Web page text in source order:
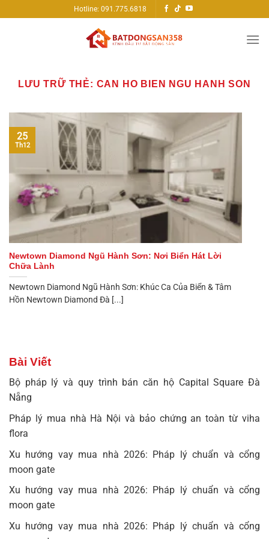
qua
Hotline: 091.775.6818
LƯU TRỮ THẺ: CAN HO BIEN NGU HANH SON
Newtown Diamond Ngũ Hành Sơn: Nơi Biển Hát Lời
Chữa Lành
Newtown Diamond Ngũ Hành Sơn: Khúc Ca Của Biển & Tâm
Hồn Newtown Diamond Đà [...]
25
Th12
Bài Viết
Bộ pháp lý và quy trình bán căn hộ Capital Square Đà
Nẵng
Pháp lý mua nhà Hà Nội và bảo chứng an toàn từ viha
flora
Xu hướng vay mua nhà 2026: Pháp lý chuẩn và cổng
moon gate
Xu hướng vay mua nhà 2026: Pháp lý chuẩn và cổng
moon gate
Xu hướng vay mua nhà 2026: Pháp lý chuẩn và cổng